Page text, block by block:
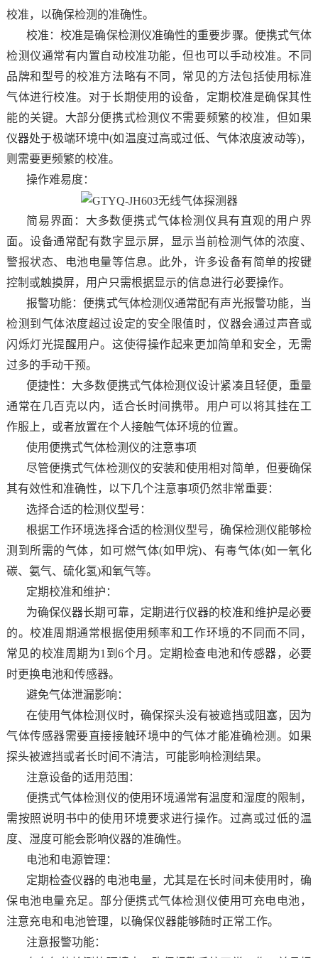
校准，以确保检测的准确性。
校准：校准是确保检测仪准确性的重要步骤。便携式气体
检测仪通常有内置自动校准功能，但也可以手动校准。不同
品牌和型号的校准方法略有不同，常见的方法包括使用标准
气体进行校准。对于长期使用的设备，定期校准是确保其性
能的关键。大部分便携式检测仪不需要频繁的校准，但如果
仪器处于极端环境中(如温度过高或过低、气体浓度波动等)，
则需要更频繁的校准。
操作难易度：
简易界面：大多数便携式气体检测仪具有直观的用户界
面。设备通常配有数字显示屏，显示当前检测气体的浓度、
警报状态、电池电量等信息。此外，许多设备有简单的按键
控制或触摸屏，用户只需根据显示的信息进行必要操作。
报警功能：便携式气体检测仪通常配有声光报警功能，当
检测到气体浓度超过设定的安全限值时，仪器会通过声音或
闪烁灯光提醒用户。这使得操作起来更加简单和安全，无需
过多的手动干预。
便捷性：大多数便携式气体检测仪设计紧凑且轻便，重量
通常在几百克以内，适合长时间携带。用户可以将其挂在工
作服上，或者放置在个人接触气体环境的位置。
使用便携式气体检测仪的注意事项
尽管便携式气体检测仪的安装和使用相对简单，但要确保
其有效性和准确性，以下几个注意事项仍然非常重要：
选择合适的检测仪型号：
根据工作环境选择合适的检测仪型号，确保检测仪能够检
测到所需的气体，如可燃气体(如甲烷)、有毒气体(如一氧化
碳、氨气、硫化氢)和氧气等。
定期校准和维护：
为确保仪器长期可靠，定期进行仪器的校准和维护是必要
的。校准周期通常根据使用频率和工作环境的不同而不同，
常见的校准周期为1到6个月。定期检查电池和传感器，必要
时更换电池和传感器。
避免气体泄漏影响：
在使用气体检测仪时，确保探头没有被遮挡或阻塞，因为
气体传感器需要直接接触环境中的气体才能准确检测。如果
探头被遮挡或者长时间不清洁，可能影响检测结果。
注意设备的适用范围：
便携式气体检测仪的使用环境通常有温度和湿度的限制，
需按照说明书中的使用环境要求进行操作。过高或过低的温
度、湿度可能会影响仪器的准确性。
电池和电源管理：
定期检查仪器的电池电量，尤其是在长时间未使用时，确
保电池电量充足。部分便携式气体检测仪使用可充电电池，
注意充电和电池管理，以确保仪器能够随时正常工作。
注意报警功能：